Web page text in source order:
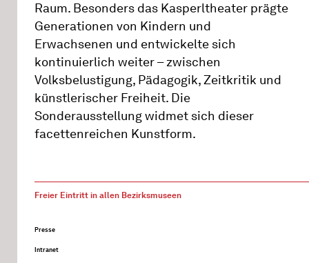
Raum. Besonders das Kasperltheater prägte
Generationen von Kindern und
Erwachsenen und entwickelte sich
kontinuierlich weiter – zwischen
Volksbelustigung, Pädagogik, Zeitkritik und
künstlerischer Freiheit. Die
Sonderausstellung widmet sich dieser
facettenreichen Kunstform.
Freier Eintritt in allen Bezirksmuseen
Presse
Intranet